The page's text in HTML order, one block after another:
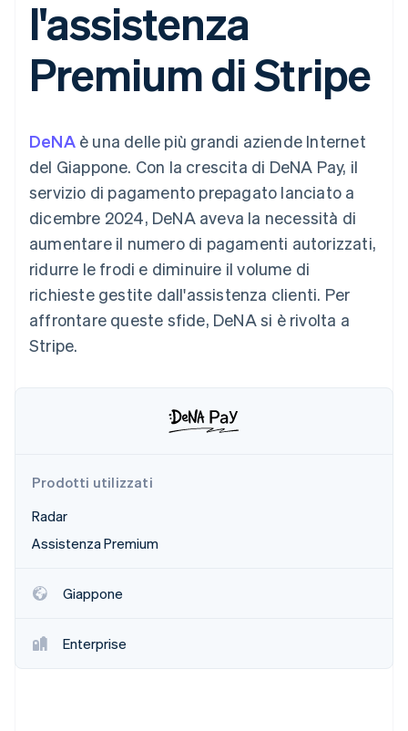
flessibile
Metodi di
pagamento
Terminal
Pagamenti di
Boost
ottimizzata
Link
Pagamento
accelerato
Financial
Conti finanziari
collegati
della contabilità
Stripe Sigma
personalizzati
Data Pipeline
Product roadmap
Atlas
Costituzione di start-up
Climate
Rimozione del carbonio
Gestione del denaro
Piattaforme
SaaS
Aziende di IA
Creator economy
Gaming
Ospitalità, viaggi e
tempo libero
Assicurazione
intrattenimento
Organizzazioni non
profit
Servizi professionali
Partner
Gestire gli
abbonamenti
Offrire addebiti in base
all'utilizzo
Emettere carte
garantite da stablecoin
gestisci i servizi con gli
agenti
Integrazioni app
Esempi di codice
Blog per sviluppatori
Stato dell'API
Roadmap del prodotto
Conferenza annuale
Sessions
Lavora con noi
Sala stampa
Recapiti
Contattaci
Diventa nostro partner
l'assistenza
Premium di Stripe
DeNAè una delle più grandi aziende Internet
del Giappone. Con la crescita di DeNA Pay, il
servizio di pagamento prepagato lanciato a
dicembre 2024, DeNA aveva la necessità di
aumentare il numero di pagamenti autorizzati,
ridurre le frodi e diminuire il volume di
richieste gestite dall'assistenza clienti. Per
affrontare queste sfide, DeNA si è rivolta a
Stripe.
Prodotti utilizzati
Radar
Assistenza Premium
Giappone
Enterprise